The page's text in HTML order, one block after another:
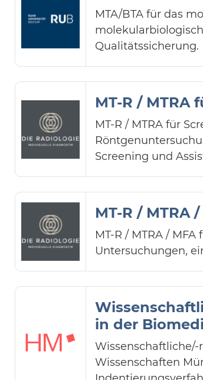
MTA/BTA für das
Qualitätssicherung.
MT-R / MTRA
MT-R / MTRA für
Screening und
MT-R / MTRA
MT-R / MTRA /
Untersuchungen,
in der
Wissenschaften